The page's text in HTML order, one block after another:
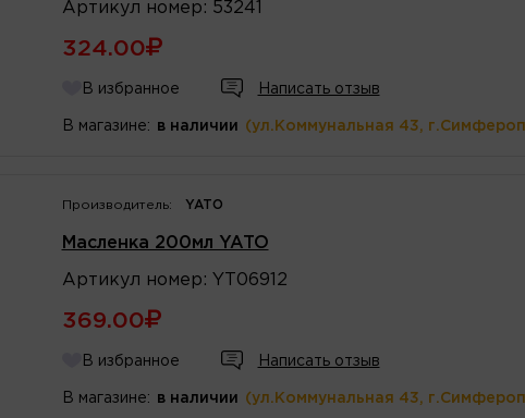
Артикул номер : 53241
324.00
В избранное Написать отзыв
В магазине: в наличии (ул.Коммунальная 43,
Производитель: YATO
Масленка 200мл YATO
Артикул номер : YT06912
369.00
В избранное Написать отзыв
В магазине: в наличии (ул.Коммунальная 43,